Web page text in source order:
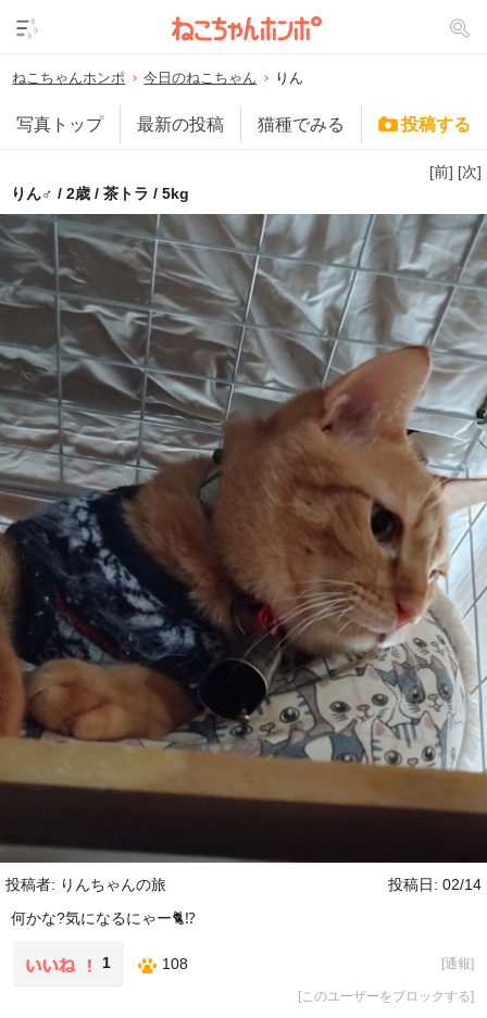
ねこちゃんホンポ 今日のねこちゃん りん
写真トップ 最新の投稿 猫種でみる 投稿する
[前] [次]
りん♂ / 2歳 / 茶トラ / 5kg
投稿者: りんちゃんの旅
投稿日: 02/14
何かな?気になるにゃー🐈⁉️
1 108 [通報]
[このユーザーをブロックする]